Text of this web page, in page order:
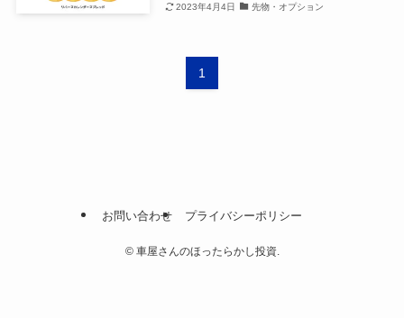
2023年4月4日 先物・オプション
1
お問い合わせ プライバシーポリシー
©車屋さんのほったらかし投資.